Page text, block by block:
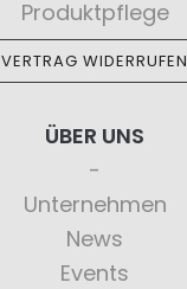
Produktpflege
VERTRAG WIDERRUFEN
ÜBER UNS
Unternehmen
News
Events